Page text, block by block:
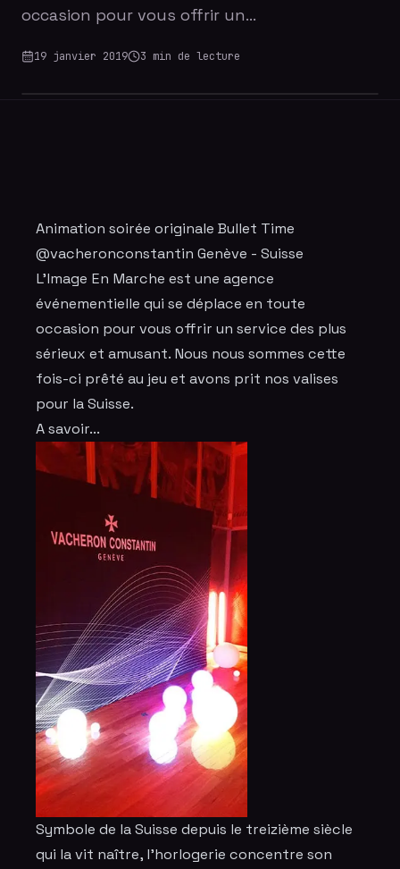
occasion pour vous offrir un…
19 janvier 2019 3 min de lecture
Animation soirée originale Bullet Time
@vacheronconstantin Genève - Suisse
L'Image En Marche est une agence
événementielle qui se déplace en toute
occasion pour vous offrir un service des plus
sérieux et amusant. Nous nous sommes cette
fois-ci prêté au jeu et avons prit nos valises
pour la Suisse.
A savoir...
Symbole de la Suisse depuis le treizième siècle
qui la vit naître, l'horlogerie concentre son